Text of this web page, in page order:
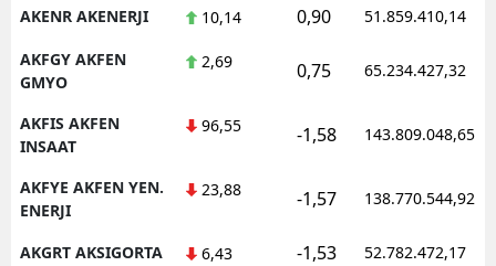
Manisa
Kahramanmaraş
Muş
Nevşehir
AKENR AKENERJI 10,14 0,90 51.859.410,14
AKFGY AKFEN
GMYO
2,69 0,75 65.234.427,32
AKFIS AKFEN
INSAAT
96,55 -1,58 143.809.048,65
AKFYE AKFEN YEN.
ENERJI
23,88 -1,57 138.770.544,92
AKGRT AKSIGORTA 6,43 -1,53 52.782.472,17